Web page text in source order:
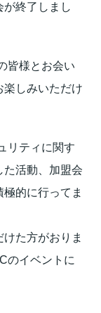
が終了しまし
皆様とお会い
楽しみいただけ
リティに関す
た活動、加盟会
的に行ってま
た方がおりま
のイベントに